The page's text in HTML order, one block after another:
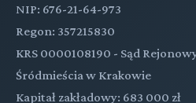
NIP: 676-21-64-973
Regon: 357215830
KRS 0000108190 - Sąd
Śródmieścia w Krakowie
Kapitał zakładowy: 683 000 zł